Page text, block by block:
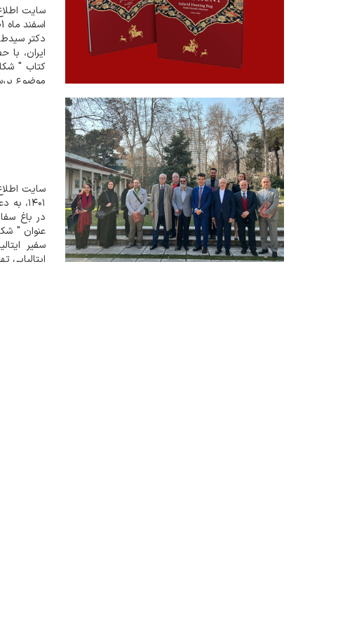
دکتر
ایران،
کتاب "
موضوع
سایت
۱۴۰۱،
در باغ
عنوان "
سفیر
ایتالیایی